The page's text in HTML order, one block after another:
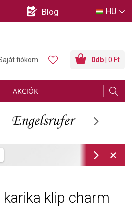
Blog HU
AKCIÓK
0db | 0 Ft
fiókom
karika klip charm